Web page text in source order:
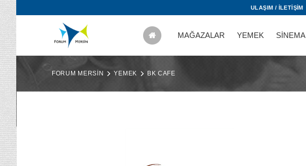
ULAŞIM / İLETİŞİM
MAĞAZALAR YEMEK SİNEMA
FORUM MERSİN YEMEK BK CAFE